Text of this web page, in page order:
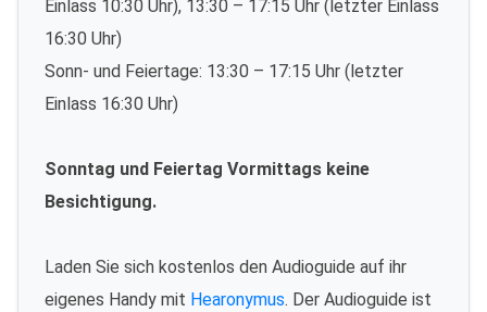
Einlass 10:30 Uhr), 13:30 – 17:15 Uhr (letzter Einlass
16:30 Uhr)
Sonn- und Feiertage: 13:30 – 17:15 Uhr (letzter
Einlass 16:30 Uhr)
Sonntag und Feiertag Vormittags keine
Besichtigung.
Laden Sie sich kostenlos den Audioguide auf ihr
eigenes Handy mit Hearonymus. Der Audioguide ist